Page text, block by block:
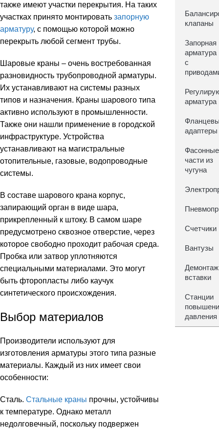
также имеют участки перекрытия. На таких
участках принято монтировать запорную
арматуру, с помощью которой можно
перекрыть любой сегмент трубы.
Шаровые краны – очень востребованная
разновидность трубопроводной арматуры.
Их устанавливают на системы разных
типов и назначения. Краны шарового типа
активно используют в промышленности.
Также они нашли применение в городской
инфраструктуре. Устройства
устанавливают на магистральные
отопительные, газовые, водопроводные
системы.
В составе шарового крана корпус,
запирающий орган в виде шара,
прикрепленный к штоку. В самом шаре
предусмотрено сквозное отверстие, через
которое свободно проходит рабочая среда.
Пробка или затвор уплотняются
специальными материалами. Это могут
быть фторопласты либо каучук
синтетического происхождения.
Выбор материалов
Производители используют для
изготовления арматуры этого типа разные
материалы. Каждый из них имеет свои
особенности:
Сталь. Стальные краны прочны, устойчивы
к температуре. Однако металл
недолговечный, поскольку подвержен
клапаны
Запорная
арматура
с
арматура
адаптеры
Фасонные
части из
чугуна
Счетчики
Вантузы
вставки
Станции
давления